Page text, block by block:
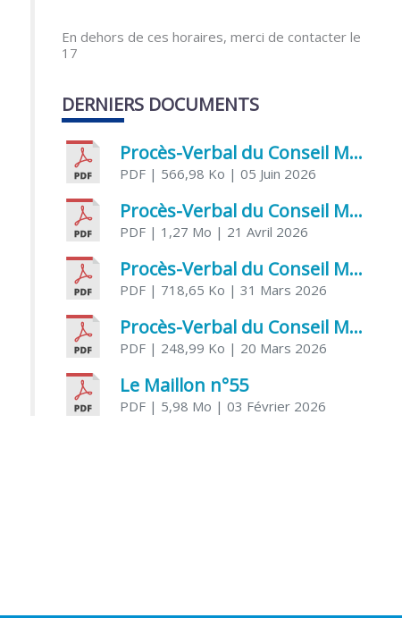
En dehors de ces horaires, merci de contacter le
17
DERNIERS DOCUMENTS
Procès-Verbal du Conseil Municipal du 5 juin 2026
PDF | 566,98 Ko | 05 Juin 2026
Procès-Verbal du Conseil Municipal du 21 avril 2026
PDF | 1,27 Mo | 21 Avril 2026
Procès-Verbal du Conseil Municipal du 31 mars 2026
PDF | 718,65 Ko | 31 Mars 2026
Procès-Verbal du Conseil Municipal du 20 mars 2026
PDF | 248,99 Ko | 20 Mars 2026
Le Maillon n°55
PDF | 5,98 Mo | 03 Février 2026